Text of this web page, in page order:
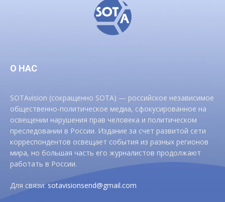
О НАС
SOTAvision (сокращенно SOTA) — российское независимое
общественно-политическое медиа, сфокусированное на
освещении нарушения прав человека и политическом
преследовании в России. Издание за счет развитой сети
корреспондентов освещает события из разных регионов
мира, но большая часть его журналистов продолжают
работать в России.
Для связи:sotavisionsend@gmail.com